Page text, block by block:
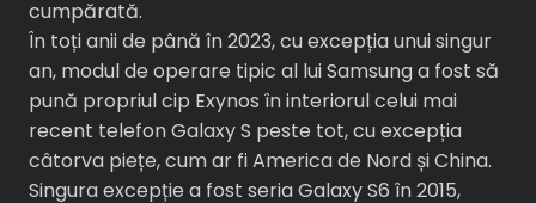
cumpărată.
În toți anii de până în 2023, cu excepția unui singur
an, modul de operare tipic al lui Samsung a fost să
pună propriul cip Exynos în interiorul celui mai
recent telefon Galaxy S peste tot, cu excepția
câtorva piețe, cum ar fi America de Nord și China.
Singura excepție a fost seria Galaxy S6 în 2015,